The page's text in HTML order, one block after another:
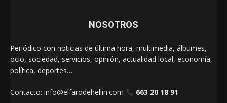
NOSOTROS
Periódico con noticias de última hora, multimedia, álbumes,
ocio, sociedad, servicios, opinión, actualidad local, economía,
política, deportes…
Contacto: info@elfarodehellin.com 663 20 18 91